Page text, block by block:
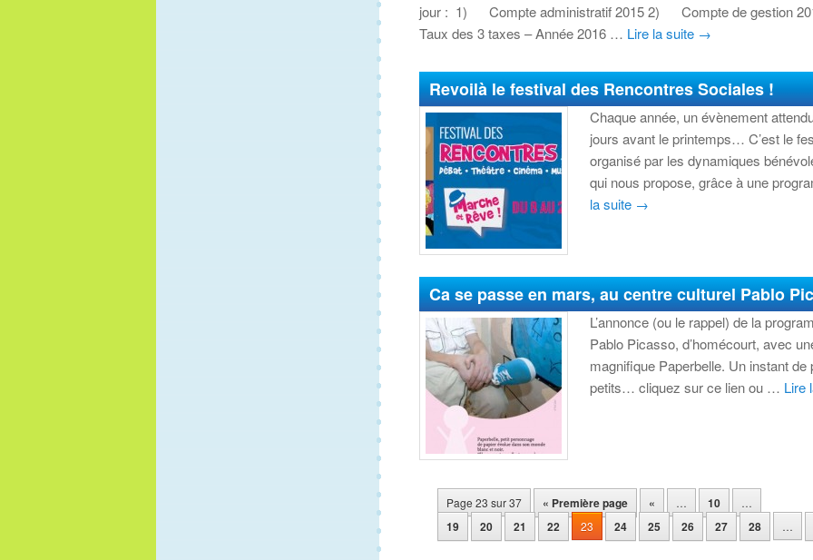
jour : 1) Compte administratif 2015 2) Compte de gestion
Taux des 3 taxes – Année 2016 … Lire la suite →
Revoilà le festival des Rencontres Sociales !
Chaque année, un évènement
jours avant le printemps… C’est le
organisé par les dynamiques
qui nous propose, grâce à une
la suite →
Ca se passe en mars, au centre culturel Pablo
L’annonce (ou le rappel) de la
Pablo Picasso, d’homécourt, avec
magnifique Paperbelle. Un instant
petits… cliquez sur ce lien ou … Lire
Navigation des articles
Page 23 sur 37 « Première page « … 10 …
19 20 21 22 23 24 25 26 27 28 …